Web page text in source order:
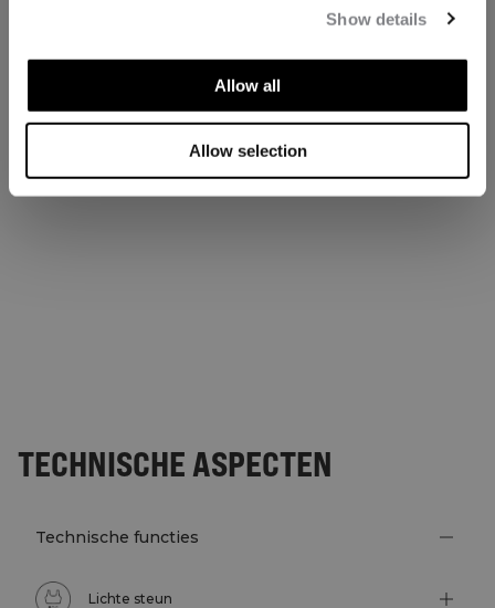
Show details
Allow all
Allow selection
TECHNISCHE ASPECTEN
Technische functies
Lichte steun